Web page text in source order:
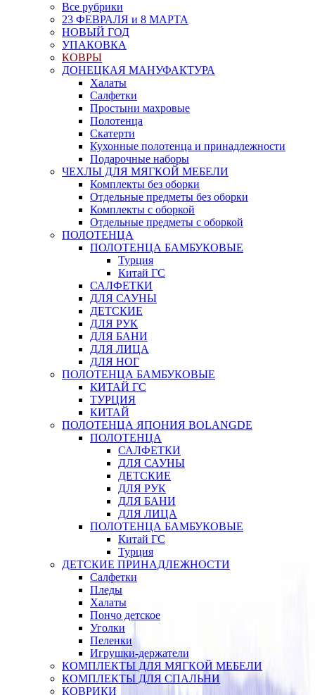
Все рубрики
23 ФЕВРАЛЯ и 8 МАРТА
НОВЫЙ ГОД
УПАКОВКА
КОВРЫ
ДОНЕЦКАЯ МАНУФАКТУРА
Халаты
Салфетки
Простыни махровые
Полотенца
Скатерти
Кухонные полотенца и принадлежности
Подарочные наборы
ЧЕХЛЫ ДЛЯ МЯГКОЙ МЕБЕЛИ
Комплекты без оборки
Отдельные предметы без оборки
Комплекты с оборкой
Отдельные предметы с оборкой
ПОЛОТЕНЦА
ПОЛОТЕНЦА БАМБУКОВЫЕ
Турция
Китай ГС
САЛФЕТКИ
ДЛЯ САУНЫ
ДЕТСКИЕ
ДЛЯ РУК
ДЛЯ БАНИ
ДЛЯ ЛИЦА
ДЛЯ НОГ
ПОЛОТЕНЦА БАМБУКОВЫЕ
КИТАЙ ГС
ТУРЦИЯ
КИТАЙ
ПОЛОТЕНЦА ЯПОНИЯ BOLANGDE
ПОЛОТЕНЦА
САЛФЕТКИ
ДЛЯ САУНЫ
ДЕТСКИЕ
ДЛЯ РУК
ДЛЯ БАНИ
ДЛЯ ЛИЦА
ПОЛОТЕНЦА БАМБУКОВЫЕ
Китай ГС
Турция
ДЕТСКИЕ ПРИНАДЛЕЖНОСТИ
Салфетки
Пледы
Халаты
Пончо детское
Уголки
Пеленки
Игрушки-держатели
КОМПЛЕКТЫ ДЛЯ МЯГКОЙ МЕБЕЛИ
КОМПЛЕКТЫ ДЛЯ СПАЛЬНИ
КОВРИКИ